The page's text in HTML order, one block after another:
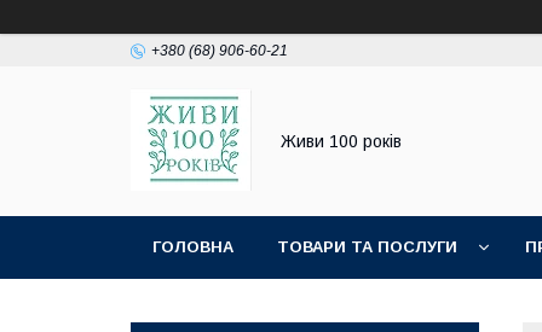
+380 (68) 906-60-21
Живи 100 років
ГОЛОВНА ТОВАРИ ТА ПОСЛУГИ